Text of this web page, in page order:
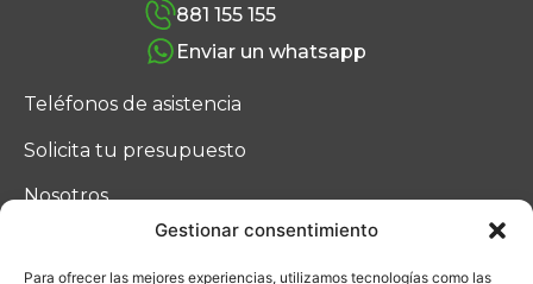
Gestionar consentimiento
Para ofrecer las mejores experiencias, utilizamos tecnologías como las
881 155 155
Enviar un whatsapp
Teléfonos de asistencia
Solicita tu presupuesto
Nosotros